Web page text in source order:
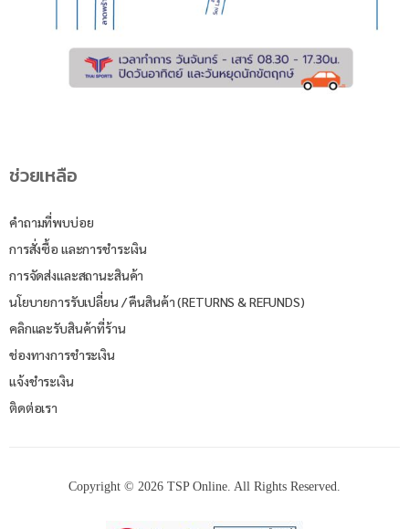
ช่วยเหลือ
คำถามที่พบบ่อย
การสั่งซื้อ และการชำระเงิน
การจัดส่งและสถานะสินค้า
นโยบายการรับเปลี่ยน / คืนสินค้า (RETURNS & REFUNDS)
คลิกและรับสินค้าที่ร้าน
ช่องทางการชำระเงิน
แจ้งชำระเงิน
ติดต่อเรา
Copyright © 2026 TSP Online. All Rights Reserved.